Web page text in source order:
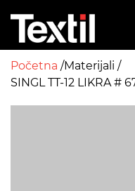
Početna Materijali
SINGL TT-12 LIKRA #